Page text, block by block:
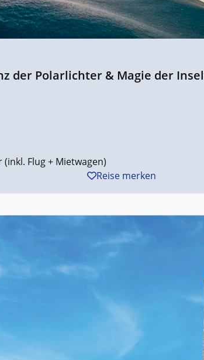
der Polarlichter & Magie der
Flug + Mietwagen)
Reise merken